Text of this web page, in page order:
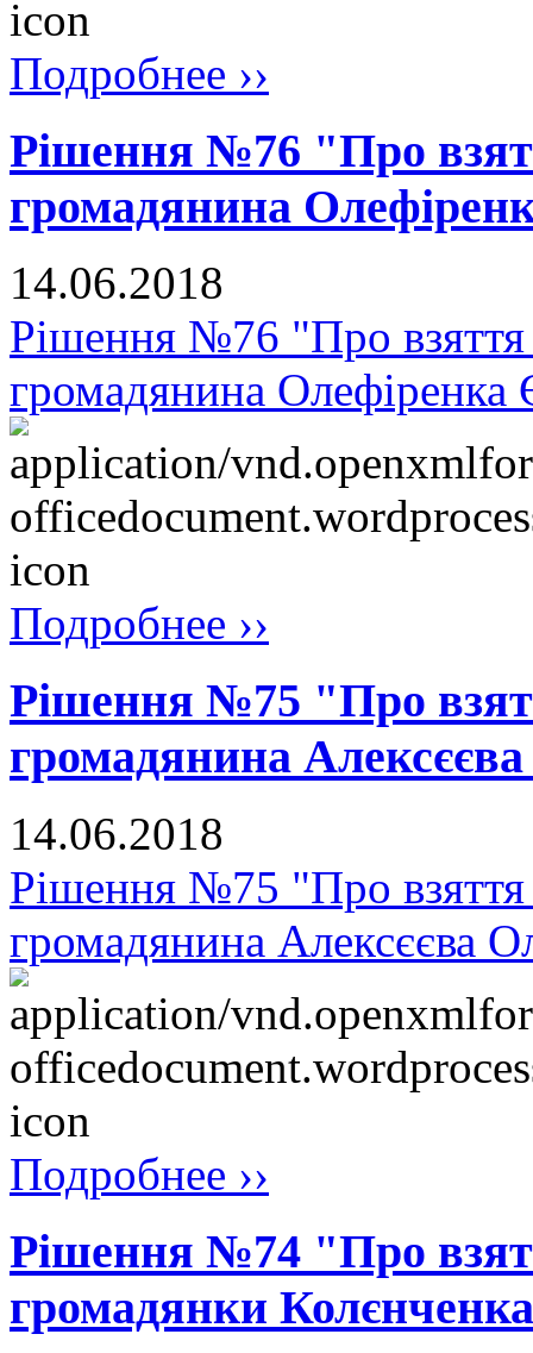
Подробнее ››
Рішення №76 "Про
громадянина
14.06.2018
Рішення №76 "Про взяття
громадянина Олефіренка
Подробнее ››
Рішення №75 "Про
громадянина
14.06.2018
Рішення №75 "Про взяття
громадянина Алексєєва
Подробнее ››
Рішення №74 "Про
громадянки